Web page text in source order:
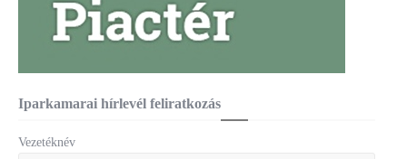
Iparkamarai hírlevél feliratkozás
Vezetéknév